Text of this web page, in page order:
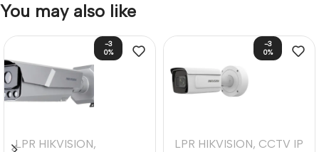
You may also like
-3
0%
LPR HIKVISION,
-3
0%
LPR HIKVISION, CCTV IP